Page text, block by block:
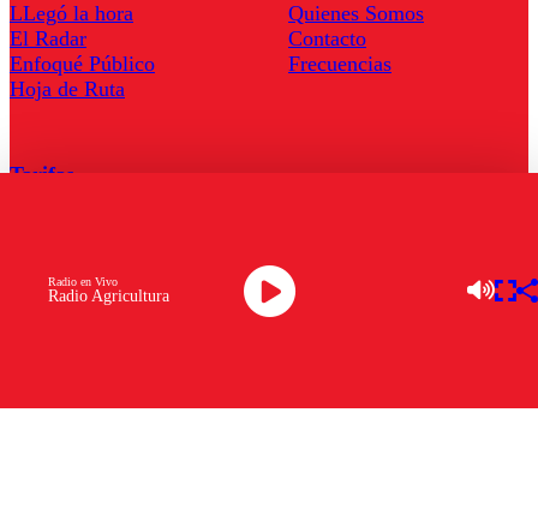
Radio Agricultura
Radio en Vivo
LLegó la hora
El Radar
Enfoqué Público
Hoja de Ruta
Quienes Somos
Contacto
Frecuencias
Tarifas
Descarga la APP